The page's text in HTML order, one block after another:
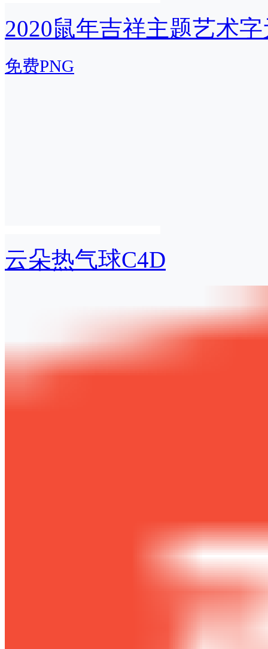
2020鼠年吉祥主题艺术
免费PNG
云朵热气球C4D